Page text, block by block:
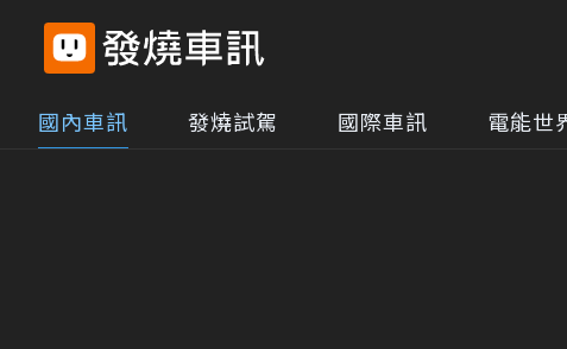
國內車訊 發燒試駕 國際車訊 電能世